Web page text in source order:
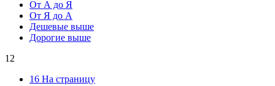
От А до Я
От Я до А
Дешевые выше
Дорогие выше
12
16 На страницу